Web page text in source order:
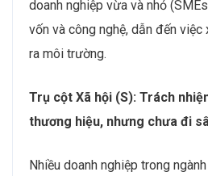
doanh nghiệp vừa và nhỏ
vốn và công nghệ, dẫn đến
ra môi trường.
Trụ cột Xã hội (S): Trách
thương hiệu, nhưng chưa đi
Nhiều doanh nghiệp trong